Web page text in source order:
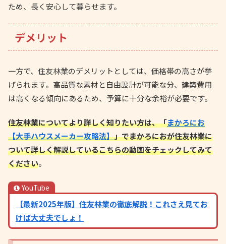
ため、長く安心して暮らせます。
デメリット
一方で、住友林業のデメリットとしては、価格帯の高さが挙
げられます。高品質な素材と自由設計が可能な分、建築費用
は高くなる傾向にあるため、予算に十分な余裕が必要です。
住友林業についてより詳しく知りたい方は、「まかろにお
【大手ハウスメーカー攻略法】」でまかろにおが住友林業に
ついて詳しく解説しているこちらの動画をチェックしてみて
ください。
YouTube
【最新2025年版】住友林業の徹底解説！これさえ見てお
けば大丈夫でしょ！